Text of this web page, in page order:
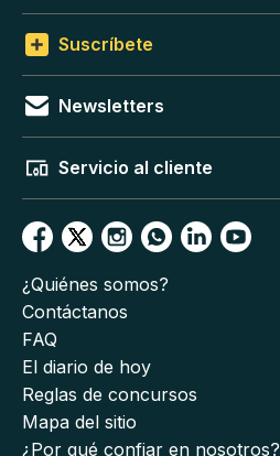
Suscríbete
Newsletters
Servicio al cliente
¿Quiénes somos?
Contáctanos
FAQ
El diario de hoy
Reglas de concursos
Mapa del sitio
¿Por qué confiar en nosotros?